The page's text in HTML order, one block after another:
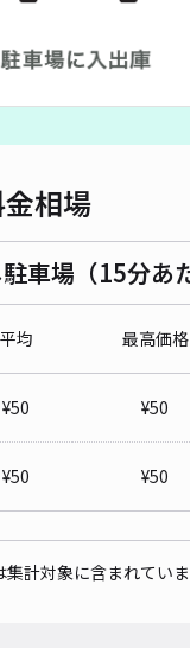
相場
車場（15分あ
平均 最高価格
¥50 ¥50
¥50 ¥50
計対象に含まれていま